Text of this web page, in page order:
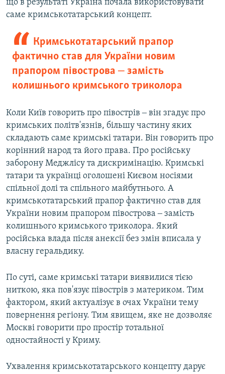
що в результаті Україна почала використовувати
саме кримськотатарський концепт.
Кримськотатарський прапор
фактично став для України новим
прапором півострова ‒ замість
колишнього кримського триколора
Коли Київ говорить про півострів ‒ він згадує про
кримських політв'язнів, більшу частину яких
складають саме кримські татари. Він говорить про
корінний народ та його права. Про російську
заборону Меджлісу та дискримінацію. Кримські
татари та українці оголошені Києвом носіями
спільної долі та спільного майбутнього. А
кримськотатарський прапор фактично став для
України новим прапором півострова ‒ замість
колишнього кримського триколора. Який
російська влада після анексії без змін вписала у
власну геральдику.
По суті, саме кримські татари виявилися тією
ниткою, яка пов'язує півострів з материком. Тим
фактором, який актуалізує в очах України тему
повернення регіону. Тим явищем, яке не дозволяє
Москві говорити про простір тотальної
одностайності у Криму.
Ухвалення кримськотатарського концепту дарує